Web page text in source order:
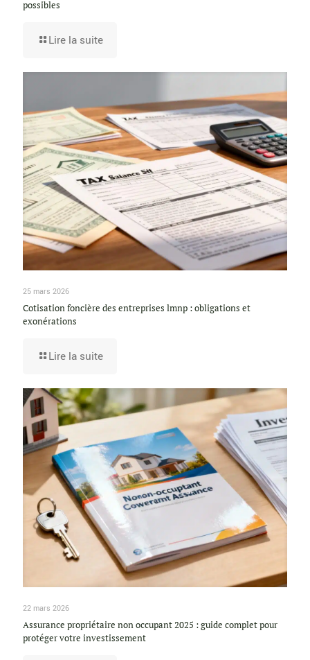
possibles
Lire la suite
25 mars 2026
Cotisation foncière des entreprises lmnp : obligations et
exonérations
Lire la suite
22 mars 2026
Assurance propriétaire non occupant 2025 : guide complet pour
protéger votre investissement